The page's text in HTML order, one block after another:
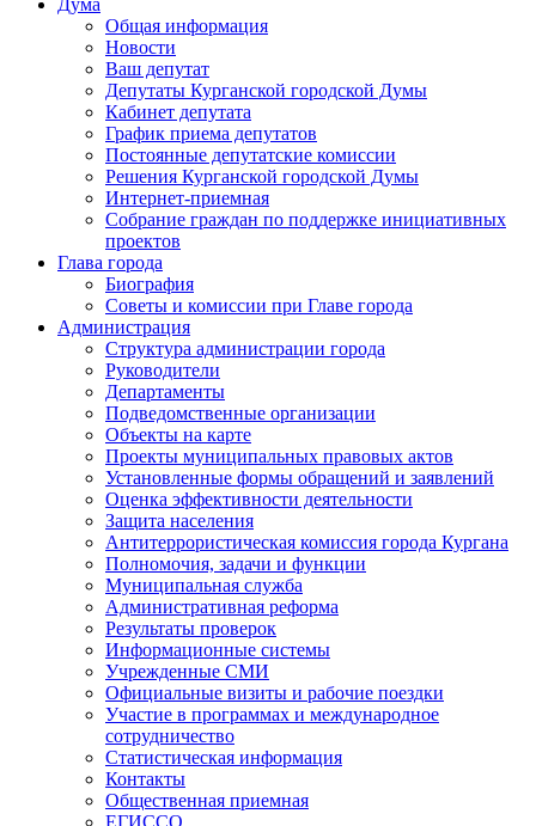
Дума
Общая информация
Новости
Ваш депутат
Депутаты Курганской городской Думы
Кабинет депутата
График приема депутатов
Постоянные депутатские комиссии
Решения Курганской городской Думы
Интернет-приемная
Собрание граждан по поддержке инициативных
проектов
Глава города
Биография
Советы и комиссии при Главе города
Администрация
Структура администрации города
Руководители
Департаменты
Подведомственные организации
Объекты на карте
Проекты муниципальных правовых актов
Установленные формы обращений и заявлений
Оценка эффективности деятельности
Защита населения
Антитеррористическая комиссия города Кургана
Полномочия, задачи и функции
Муниципальная служба
Административная реформа
Результаты проверок
Информационные системы
Учрежденные СМИ
Официальные визиты и рабочие поездки
Участие в программах и международное
сотрудничество
Статистическая информация
Контакты
Общественная приемная
ЕГИССО